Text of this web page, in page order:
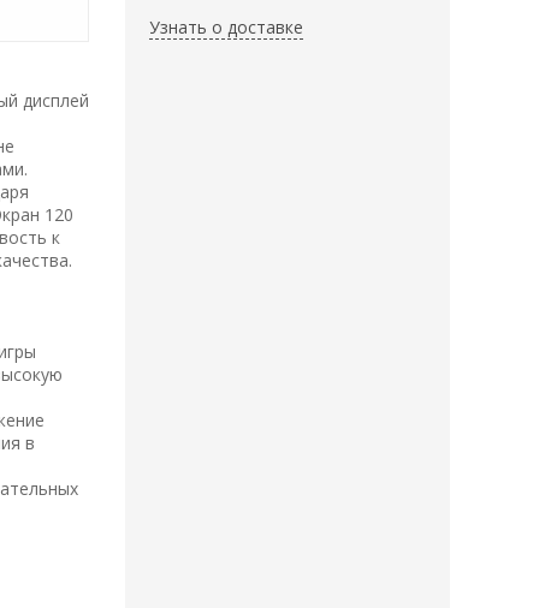
Узнать о доставке
дисплей
120
к
в